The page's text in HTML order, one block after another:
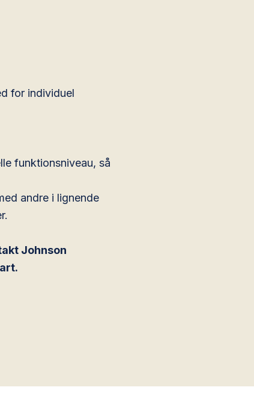
for individuel
funktionsniveau, så
andre i lignende
Johnson